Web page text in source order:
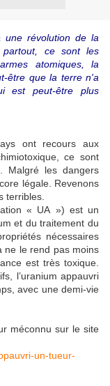
une révolution de la
ce sont les
atomiques, la
être que la terre n'a
est peut-être plus
ont recours aux
ce sont
Malgré les dangers
légale. Revenons
terribles.
« UA ») est un
et du traitement du
nécessaires
ne le rend pas moins
est très toxique.
l’uranium appauvri
avec une demi-vie
méconnu sur le site
un-tueur-